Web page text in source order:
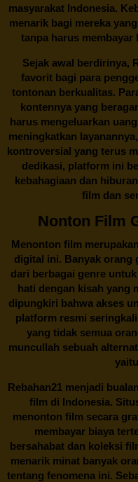
masyarakat Indonesia.
menarik bagi mereka
tanpa harus membayar
Sejak awal berdirinya,
favorit bagi para
tontonan berkualitas.
kontennya yang
harus mengeluarkan
meningkatkan
kontroversial yang terus
dedikasi, platform ini
kebahagiaan dan
film dan
Nonton Film
Menonton film
digital ini. Banyak orang
dari berbagai genre
hati dengan kisah yang
dipungkiri bahwa akses
platform resmi
yang tidak semua
muncullah sebuah
yaitu
Rebahan21menjadi
film di Indonesia.
menonton film secara
membayar biaya
bersahabat dan koleksi
menarik minat banyak
tentang fenomena ini.